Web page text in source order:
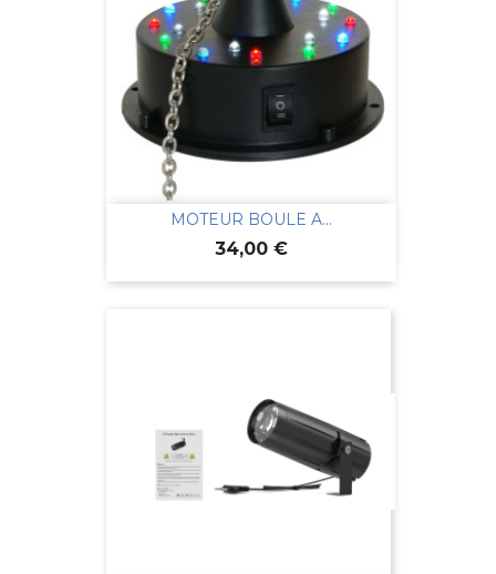
MOTEUR BOULE A...
Prix
34,00 €